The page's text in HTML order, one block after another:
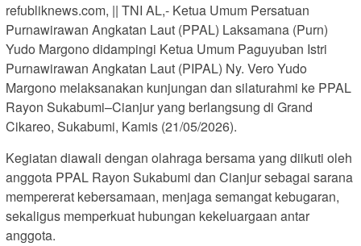
refubliknews.com, || TNI AL,- Ketua Umum Persatuan
Purnawirawan Angkatan Laut (PPAL) Laksamana (Purn)
Yudo Margono didampingi Ketua Umum Paguyuban Istri
Purnawirawan Angkatan Laut (PIPAL) Ny. Vero Yudo
Margono melaksanakan kunjungan dan silaturahmi ke PPAL
Rayon Sukabumi–Cianjur yang berlangsung di Grand
Cikareo, Sukabumi, Kamis (21/05/2026).
Kegiatan diawali dengan olahraga bersama yang diikuti oleh
anggota PPAL Rayon Sukabumi dan Cianjur sebagai sarana
mempererat kebersamaan, menjaga semangat kebugaran,
sekaligus memperkuat hubungan kekeluargaan antar
anggota.